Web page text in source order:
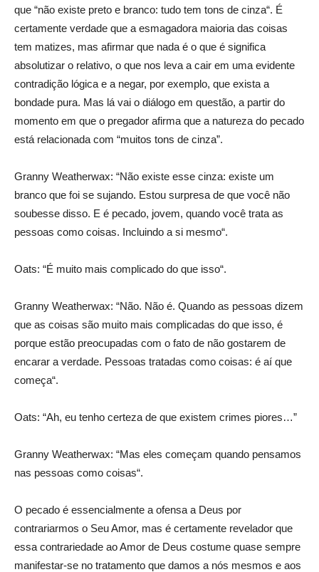
que “não existe preto e branco: tudo tem tons de cinza“. É
certamente verdade que a esmagadora maioria das coisas
tem matizes, mas afirmar que nada é o que é significa
absolutizar o relativo, o que nos leva a cair em uma evidente
contradição lógica e a negar, por exemplo, que exista a
bondade pura. Mas lá vai o diálogo em questão, a partir do
momento em que o pregador afirma que a natureza do pecado
está relacionada com “muitos tons de cinza”.
Granny Weatherwax: “Não existe esse cinza: existe um
branco que foi se sujando. Estou surpresa de que você não
soubesse disso. E é pecado, jovem, quando você trata as
pessoas como coisas. Incluindo a si mesmo“.
Oats: “É muito mais complicado do que isso“.
Granny Weatherwax: “Não. Não é. Quando as pessoas dizem
que as coisas são muito mais complicadas do que isso, é
porque estão preocupadas com o fato de não gostarem de
encarar a verdade. Pessoas tratadas como coisas: é aí que
começa“.
Oats: “Ah, eu tenho certeza de que existem crimes piores…”
Granny Weatherwax: “Mas eles começam quando pensamos
nas pessoas como coisas“.
O pecado é essencialmente a ofensa a Deus por
contrariarmos o Seu Amor, mas é certamente revelador que
essa contrariedade ao Amor de Deus costume quase sempre
manifestar-se no tratamento que damos a nós mesmos e aos